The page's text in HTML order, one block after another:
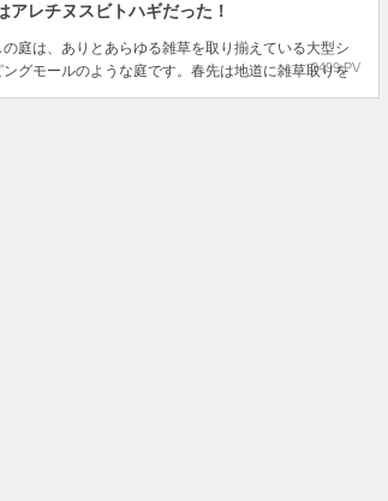
アレチヌスビトハギだった！
の庭は、ありとあらゆる雑草を取り揃えている大型シ
ングモールのような庭です。春先は地道に雑草取りを
たのですが、夏場は猛暑のなか外には出たくないので
2499 PV